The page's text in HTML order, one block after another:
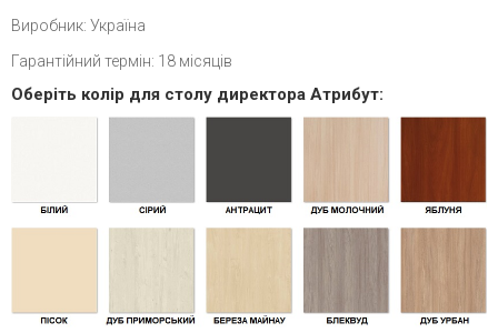
Виробник: Україна
Гарантійний термін: 18 місяців
Оберіть колір для столу директора Атрибут: